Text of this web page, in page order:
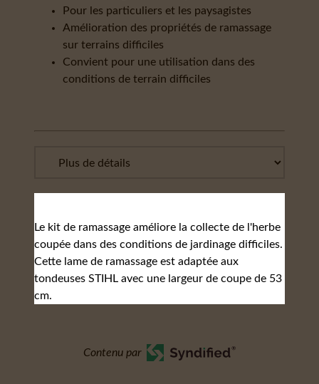
Pour les particuliers et les paysagistes
Amélioration des propriétés de ramassage
sur terrains difficiles
Convient pour une utilisation dans des
conditions de terrain difficiles
Le kit de ramassage améliore la collecte de l'herbe
coupée dans des conditions de jardinage difficiles.
Cette lame de ramassage est adaptée aux
tondeuses STIHL avec une largeur de coupe de 53
cm.
Contenu par